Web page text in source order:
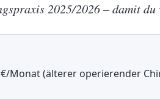
2025/2026 – damit du
€/Monat (älterer operierender